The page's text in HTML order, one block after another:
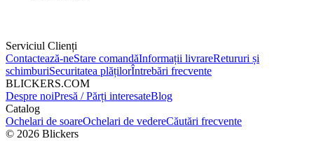
Serviciul Clienți
Contactează-neStare comandăInformații livrareRetururi și
schimburiSecuritatea plățilorÎntrebări frecvente
BLICKERS.COM
Despre noiPresă / Părți interesateBlog
Catalog
Ochelari de soareOchelari de vedereCăutări frecvente
© 2026 Blickers